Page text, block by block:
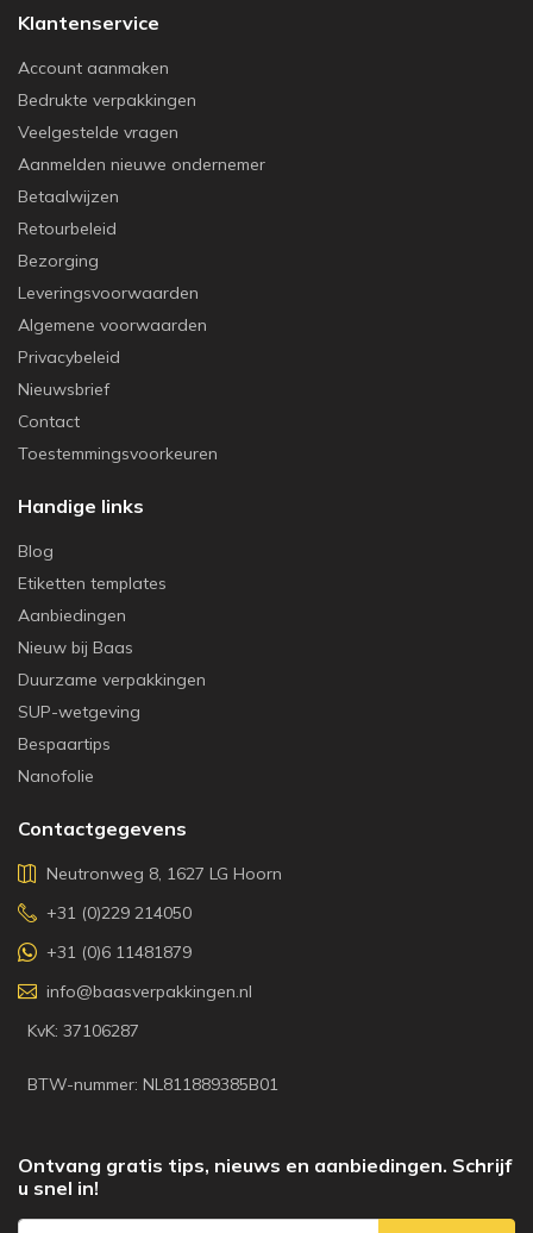
Klantenservice
Account aanmaken
Bedrukte verpakkingen
Veelgestelde vragen
Aanmelden nieuwe ondernemer
Betaalwijzen
Retourbeleid
Bezorging
Leveringsvoorwaarden
Algemene voorwaarden
Privacybeleid
Nieuwsbrief
Contact
Toestemmingsvoorkeuren
Handige links
Blog
Etiketten templates
Aanbiedingen
Nieuw bij Baas
Duurzame verpakkingen
SUP-wetgeving
Bespaartips
Nanofolie
Contactgegevens
Neutronweg 8, 1627 LG Hoorn
+31 (0)229 214050
+31 (0)6 11481879
info@baasverpakkingen.nl
KvK: 37106287
BTW-nummer: NL811889385B01
Ontvang gratis tips, nieuws en aanbiedingen. Schrijf
u snel in!